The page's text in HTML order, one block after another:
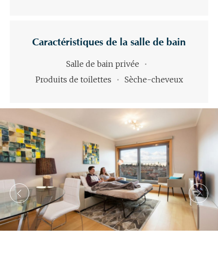
Caractéristiques de la salle de bain
Salle de bain privée
Produits de toilettes
Sèche-cheveux